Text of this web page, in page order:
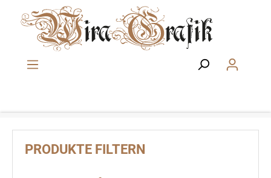
Zum Hauptinhalt springen
PRODUKTE FILTERN